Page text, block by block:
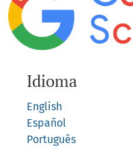
Idioma
English
Español
Português